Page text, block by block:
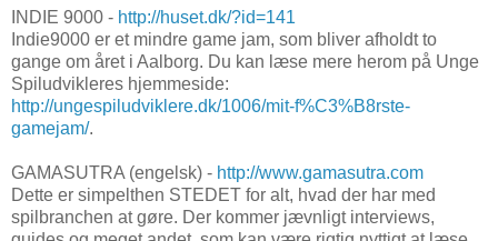
INDIE 9000 - http://huset.dk/?id=141
Indie9000 er et mindre game jam, som bliver afholdt to
gange om året i Aalborg. Du kan læse mere herom på Unge
Spiludvikleres hjemmeside:
http://ungespiludviklere.dk/1006/mit-f%C3%B8rste-
gamejam/.
GAMASUTRA (engelsk) - http://www.gamasutra.com
Dette er simpelthen STEDET for alt, hvad der har med
spilbranchen at gøre. Der kommer jævnligt interviews,